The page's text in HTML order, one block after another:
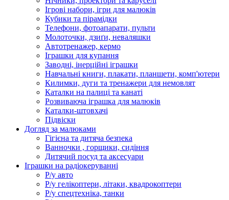
Ігрові набори, ігри для малюків
Кубики та пірамідки
Телефони, фотоапарати, пульти
Молоточки, дзиґи, неваляшки
Автотренажер, кермо
Іграшки для купання
Заводні, інерційні іграшки
Навчальні книги, плакати, планшети, комп'ютери
Килимки, дуги та тренажери для немовлят
Каталки на палиці та канаті
Розвиваюча іграшка для малюків
Каталки-штовхачі
Підвіски
Догляд за малюками
Гігієна та дитяча безпека
Ванночки , горщики, сидіння
Дитячий посуд та аксесуари
Іграшки на радіокеруванні
Р/у авто
Р/у гелікоптери, літаки, квадрокоптери
Р/у спецтехніка, танки